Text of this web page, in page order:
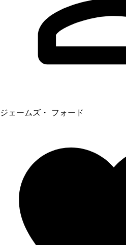
ジェームズ・ フォード